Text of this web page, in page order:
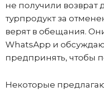
не получили возврат
турпродукт за
верят в обещания.
WhatsApp и
предпринять, чтобы
Некоторые